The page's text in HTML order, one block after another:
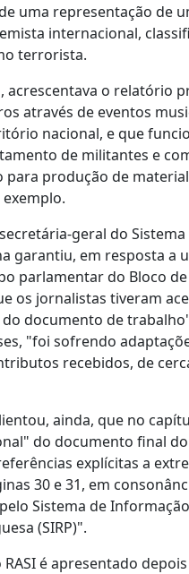
uma representação de
internacional,
terrorista.
acrescentava o relatório
através de eventos
nacional, e que
de militantes e
para produção de
geral do Sistema
garantiu, em resposta a
parlamentar do Bloco de
os jornalistas tiveram
do documento de
"foi sofrendo
recebidos, de
ainda, que no
do documento final do
explícitas a
30 e 31, em
Sistema de
(SIRP)".
é apresentado